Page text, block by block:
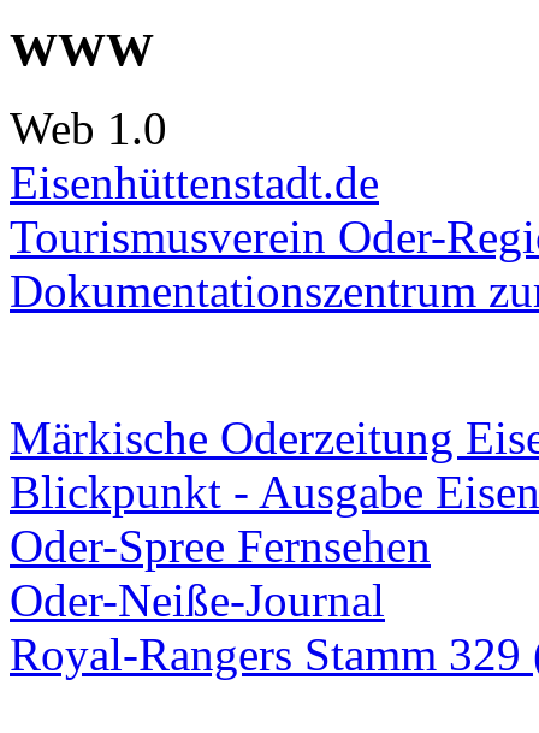
WWW
Web 1.0
Eisenhüttenstadt.de
Tourismusverein Oder-
Dokumentationszentrum
Märkische Oderzeitung
Blickpunkt - Ausgabe
Oder-Spree Fernsehen
Oder-Neiße-Journal
Royal-Rangers Stamm